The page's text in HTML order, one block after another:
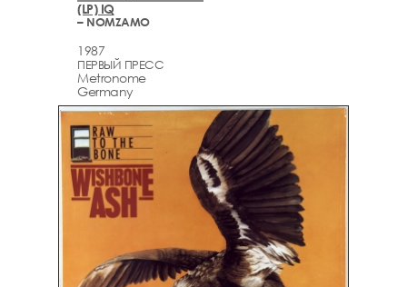
(LP) IQ
– NOMZAMO
1987
ПЕРВЫЙ ПРЕСС
Metronome
Germany